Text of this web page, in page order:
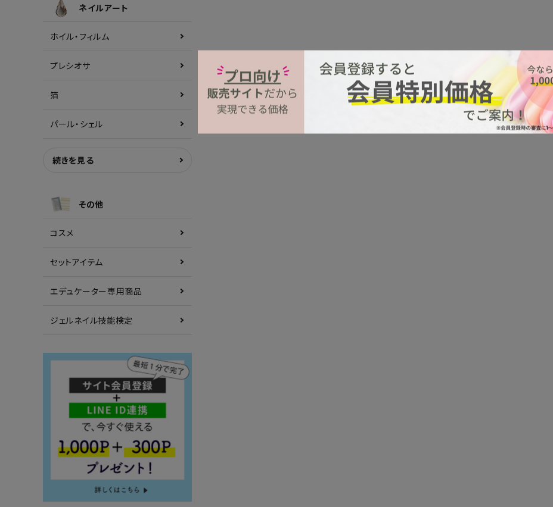
ネイルアート
ホイル・フィルム
プレシオサ
箔
パール・シェル
続きを見る
その他
コスメ
セットアイテム
エデュケーター専用商品
ジェルネイル技能検定